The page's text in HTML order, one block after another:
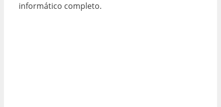
informático completo.